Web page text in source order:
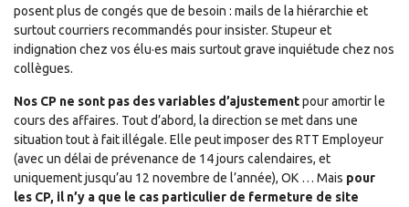
posent plus de congés que de besoin : mails de la hiérarchie et
surtout courriers recommandés pour insister. Stupeur et
indignation chez vos élu·es mais surtout grave inquiétude chez nos
collègues.
Nos CP ne sont pas des variables d’ajustementpour amortir le
cours des affaires. Tout d’abord, la direction se met dans une
situation tout à fait illégale. Elle peut imposer des RTT Employeur
(avec un délai de prévenance de 14 jours calendaires, et
uniquement jusqu’au 12 novembre de l’année), OK … Mais pour
les CP, il n’y a que le cas particulier de fermeture de site